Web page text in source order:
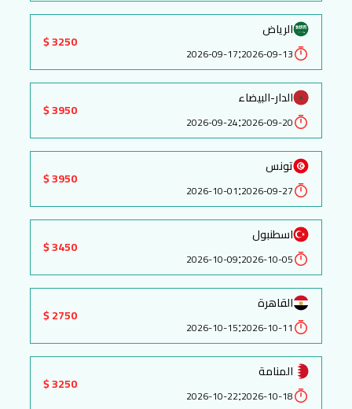
الرياض
2026-09-13
:
2026-09-17
3250 $
الدار-البيضاء
2026-09-20
:
2026-09-24
3950 $
تونس
2026-09-27
:
2026-10-01
3950 $
اسطنبول
2026-10-05
:
2026-10-09
3450 $
القاهرة
2026-10-11
:
2026-10-15
2750 $
المنامة
2026-10-18
:
2026-10-22
3250 $